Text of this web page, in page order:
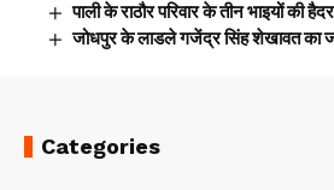
पाली के राठौर परिवार के तीन भाइयों की
जोधपुर के लाडले गजेंद्र सिंह शेखावत का
Categories